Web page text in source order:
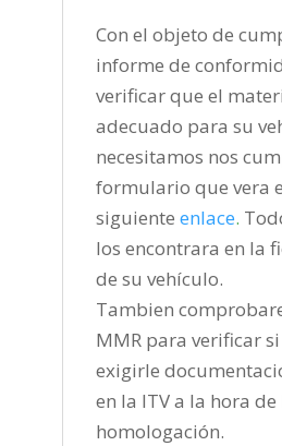
Con el objeto de
informe de
verificar que el
adecuado para su
necesitamos nos
formulario que vera
siguiente enlace.
los encontrara en la
de su vehículo.
Tambien
MMR para verificar
exigirle
en la ITV a la hora de
homologación.